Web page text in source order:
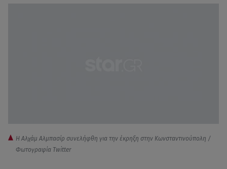
Η Αλχάμ Αλμπασίρ συνελήφθη για την έκρηξη στην Κωνσταντινούπολη /
Φωτογραφία Twitter